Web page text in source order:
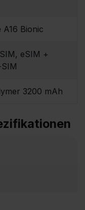
A16 Bionic
eSIM +
3200 mAh